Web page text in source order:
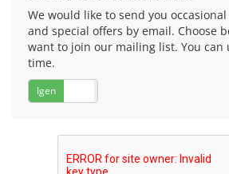
We would like to send you
and special offers by email. Choose
want to join our mailing list. You can
time.
Igen